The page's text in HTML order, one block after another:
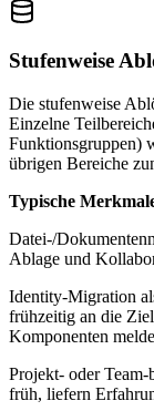
Stufenweise
Die stufenweise
Einzelne
Funktionsgruppen)
übrigen Bereiche
Typische
Datei-/
Ablage und
Identity-Migration
frühzeitig an die
Komponenten
Projekt- oder Team-
früh, liefern